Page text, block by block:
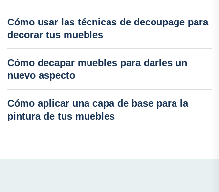
Cómo usar las técnicas de decoupage para
decorar tus muebles
Cómo decapar muebles para darles un
nuevo aspecto
Cómo aplicar una capa de base para la
pintura de tus muebles